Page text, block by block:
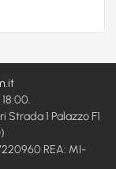
1 Palazzo F1
REA: MI-